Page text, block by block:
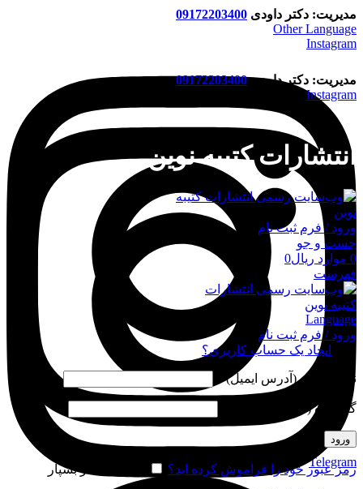
مدیریت: دکتر داودی 09172203400
Other Language
Instagram
Telegram
مدیریت: دکتر داودی09172203400
Instagram
انتشارات کتیبه نوین
ورود / فرم ثبت نام
جست و جو
0 موارد ریال0
فهرست
Language
ورود / فرم ثبت نام
ورود
ایجاد یک حساب کاربری؟
نام کاربری (آدرس ایمیل)
گذرواژه (شماره موبایل)
ورود
رمز عبور خود را فراموش کرده اید؟ مرا به خاطر بسپار